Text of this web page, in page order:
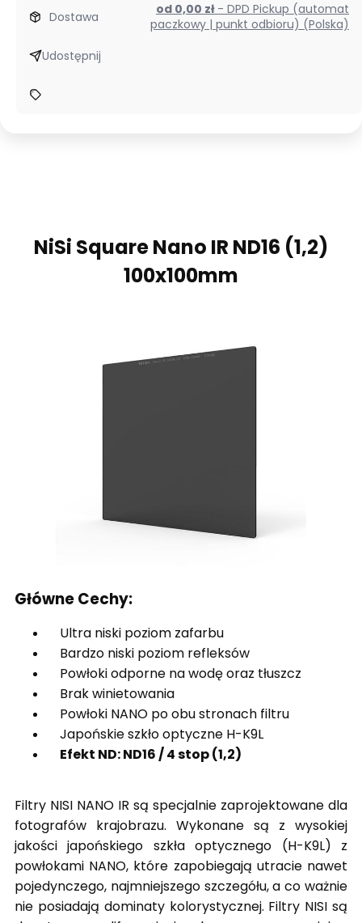
Dostawa od 0,00 zł - DPD Pickup (automat
paczkowy | punkt odbioru) (Polska)
Udostępnij
NiSi Square Nano IR ND16 (1,2)
100x100mm
Główne Cechy:
Ultra niski poziom zafarbu
Bardzo niski poziom refleksów
Powłoki odporne na wodę oraz tłuszcz
Brak winietowania
Powłoki NANO po obu stronach filtru
Japońskie szkło optyczne H-K9L
Efekt ND: ND16 / 4 stop (1,2)
Filtry NISI NANO IR są specjalnie zaprojektowane dla
fotografów krajobrazu. Wykonane są z wysokiej
jakości japońskiego szkła optycznego (H-K9L) z
powłokami NANO, które zapobiegają utracie nawet
pojedynczego, najmniejszego szczegółu, a co ważnie
nie posiadają dominaty kolorystycznej. Filtry NISI są